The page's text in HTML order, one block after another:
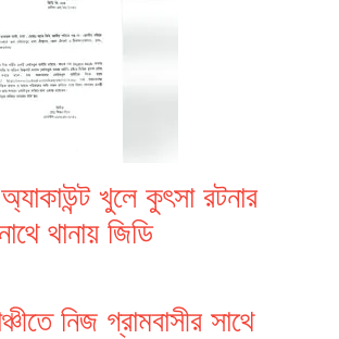
খুলে কুৎসা রটনার
থানায় জিডি
নিজ গ্রামবাসীর সাথে